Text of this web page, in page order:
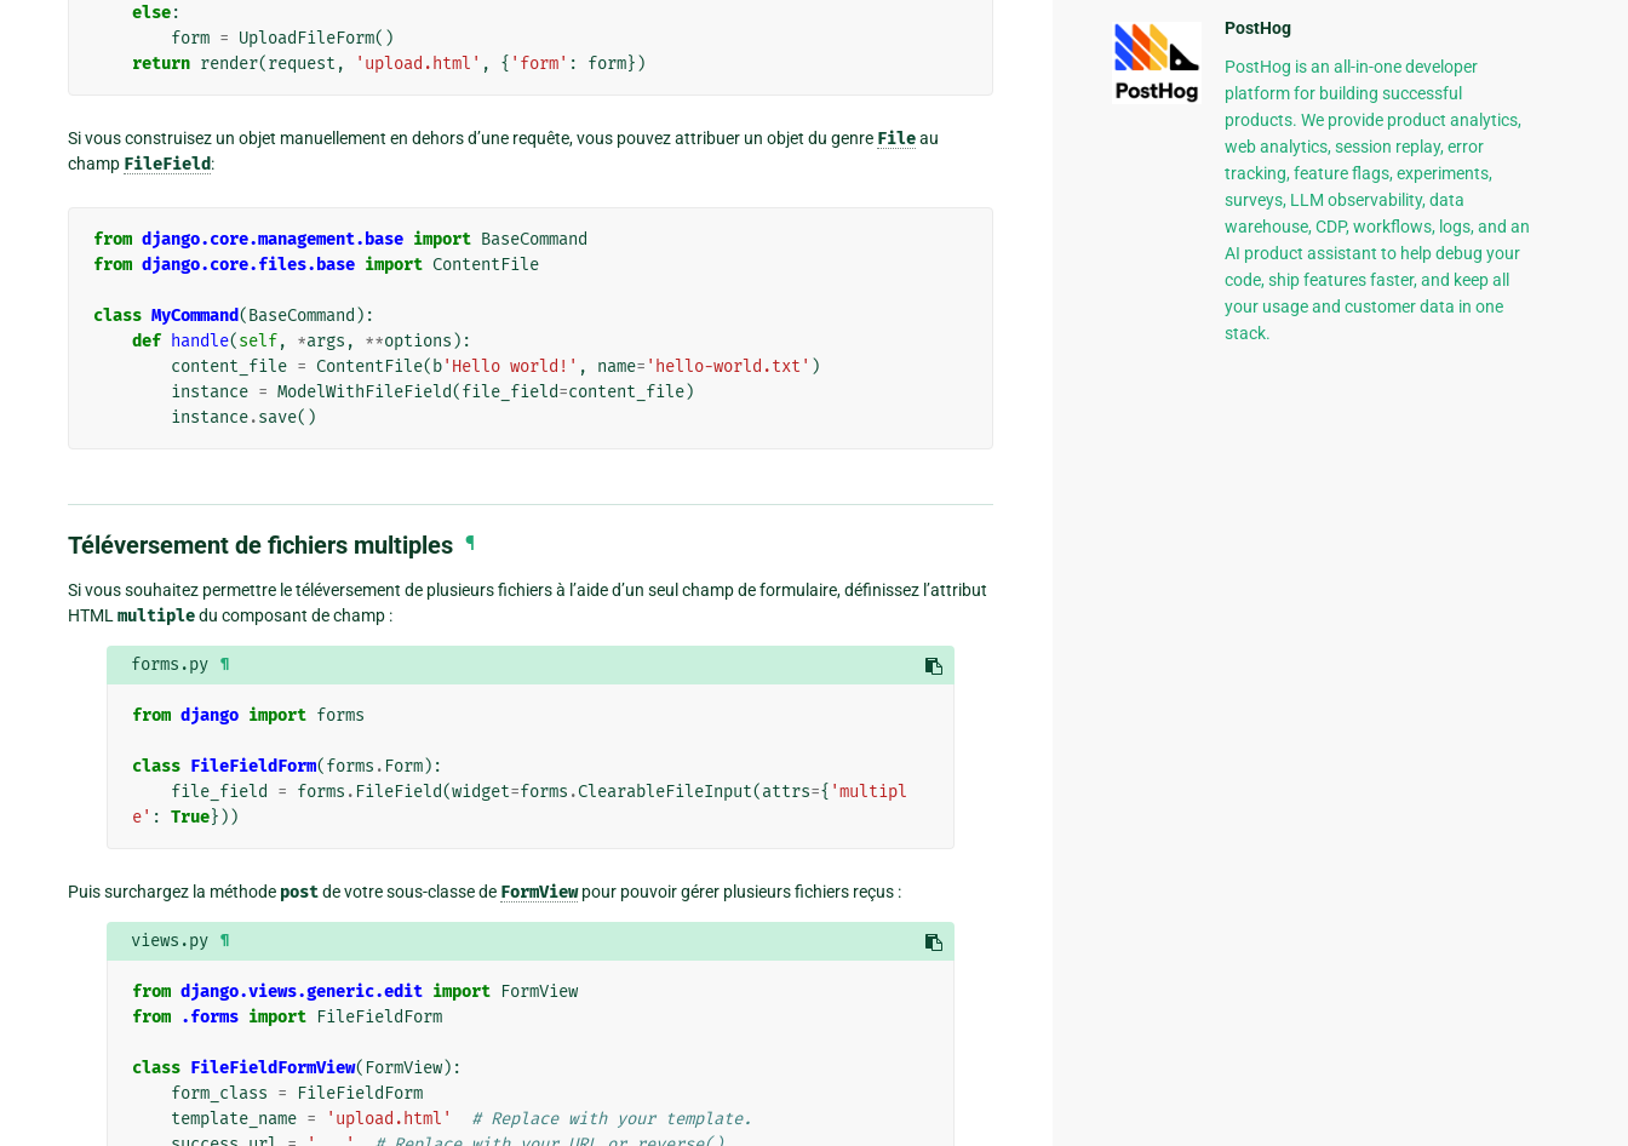
else:
form = UploadFileForm()
return render(request , 'upload.html' , { 'form' : form})
Si vous construisez un objet manuellement en dehors d’une requête, vous pouvez attribuer un objet du genre Fileau
champ FileField:
from django.core.management.base import BaseCommand
from django.core.files.base import ContentFile
class MyCommand(BaseCommand ):
def handle(self, *args , **options ):
content_file = ContentFile( b'Hello world!' , name= 'hello-world.txt' )
instance = ModelWithFileField(file_field=content_file)
instance.save()
Téléversement de fichiers multiples ¶
Si vous souhaitez permettre le téléversement de plusieurs fichiers à l’aide d’un seul champ de formulaire, définissez l’attribut
HTML multipledu composant de champ :
forms.py ¶
from django import forms
class FileFieldForm(forms . Form):
file_field
= forms . FileField(widget=forms .ClearableFileInput(attrs={ 'multipl
e' : True}))
Puis surchargez la méthode postde votre sous-classe de FormViewpour pouvoir gérer plusieurs fichiers reçus :
views.py ¶
from django.views.generic.edit import FormView
from .forms import FileFieldForm
class FileFieldFormView( FormView):
form_class =
FileFieldForm
template_name = 'upload.html'
# Replace with your template.
PostHog
PostHog is an all-in-one developer
platform for building successful
products. We provide product analytics,
web analytics, session replay, error
tracking, feature flags, experiments,
surveys, LLM observability, data
warehouse, CDP, workflows, logs, and an
AI product assistant to help debug your
code, ship features faster, and keep all
your usage and customer data in one
stack.